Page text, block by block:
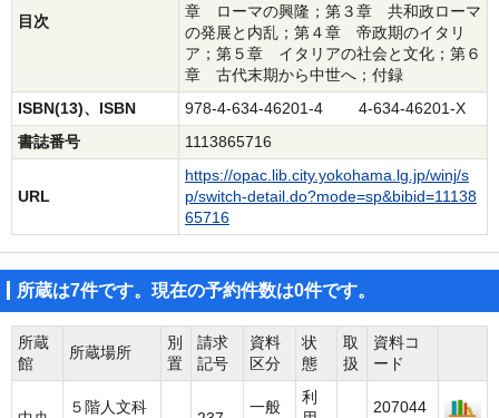
目次
章 ローマの興隆；第３章 共和政ローマ
の発展と内乱；第４章 帝政期のイタリ
ア；第５章 イタリアの社会と文化；第６
章 古代末期から中世へ；付録
ISBN(13)、ISBN
978-4-634-46201-4 4-634-46201-X
書誌番号
1113865716
URL
https://opac.lib.city.yokohama.lg.jp/winj/s
p/switch-detail.do?mode=sp&bibid=11138
65716
所蔵は7件です。現在の予約件数は0件です。
所蔵
館
所蔵場所
別
置
請求
記号
資料
区分
状
態
取
扱
資料コ
ード
５階人文科
一般
利
207044